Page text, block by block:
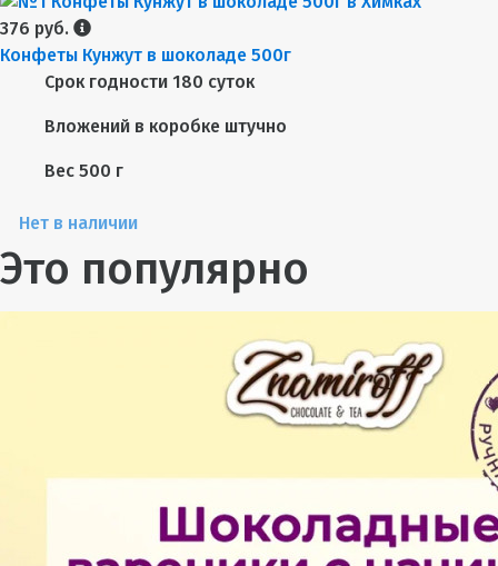
376 руб.
Конфеты Кунжут в шоколаде 500г
Срок годности 180 суток
Вложений в коробке штучно
Вес 500 г
Нет в наличии
Это популярно